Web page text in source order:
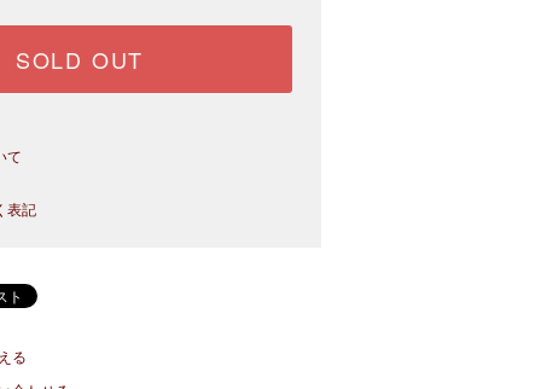
SOLD OUT
て
表記
る